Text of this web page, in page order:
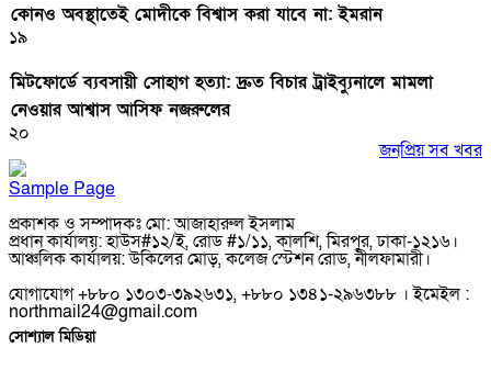
কোনও অবস্থাতেই মোদীকে বিশ্বাস করা যাবে না: ইমরান
১৯
মিটফোর্ডে ব্যবসায়ী সোহাগ হত্যা: দ্রুত বিচার ট্রাইব্যুনালে মামলা
নেওয়ার আশ্বাস আসিফ নজরুলের
২০
জনপ্রিয় সব খবর
Sample Page
প্রকাশক ও সম্পাদকঃ মো: আজাহারুল ইসলাম
প্রধান কার্যালয়: হাউস#১২/ই, রোড #১/১১, কালশি, মিরপুর, ঢাকা-১২১৬।
আঞ্চলিক কার্যালয়: উকিলের মোড়, কলেজ স্টেশন রোড, নীলফামারী।
যোগাযোগ +৮৮০ ১৩০৩-৩৯২৬৩১, +৮৮০ ১৩৪১-২৯৬৩৮৮ । ইমেইল :
northmail24@gmail.com
সোশ্যাল মিডিয়া